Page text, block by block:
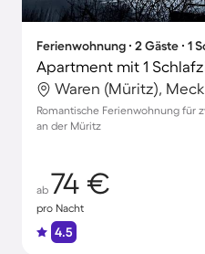
Ferienwohnung ∙ 2 Gäste ∙ 1
Apartment mit 1
Romantische Ferienwohnung für
an der Müritz
ab 74 €
pro Nacht
4.5